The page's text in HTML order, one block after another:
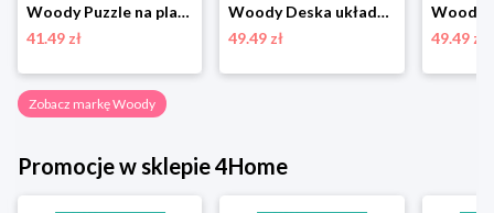
Woody Puzzle na planszy Cyfry
41.49 zł
Woody Deska układanka z geometrycznymi kształtami
49.49 zł
49.49 zł
Zobacz markę Woody
Promocje w sklepie 4Home